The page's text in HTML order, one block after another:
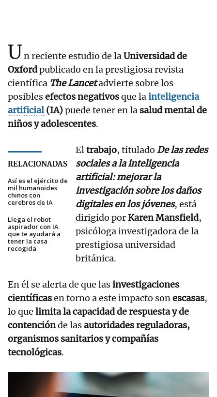
Un reciente estudio de laUniversidad de
Oxfordpublicado en la prestigiosa revista
científica The Lancetadvierte sobre los
posiblesefectos negativosque lainteligencia
artificial(IA)puede tener en la salud mental de
niñosy adolescentes.
RELACIONADAS
Así es el ejército de
mil humanoides
chinos con
cerebros de IA
Llega el robot
aspirador con IA
que te ayudará a
tener la casa
recogida
Eltrabajo, titulado De las redes
sociales a la inteligencia
artificial: mejorar la
investigación sobre los daños
digitales en los jóvenes, está
dirigido porKaren Mansfield,
psicóloga investigadora de la
prestigiosa universidad
británica.
En él se alerta de que lasinvestigaciones
científicasen torno a este impacto sonescasas,
lo que limita la capacidad de respuesta y de
contenciónde lasautoridades reguladoras,
organismos sanitarios y compañías
tecnológicas.